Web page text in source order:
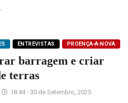
ENTREVISTAS PROENÇA-A-NOVA
barragem e criar
terras
18:44 - 30 de Setembro, 2025